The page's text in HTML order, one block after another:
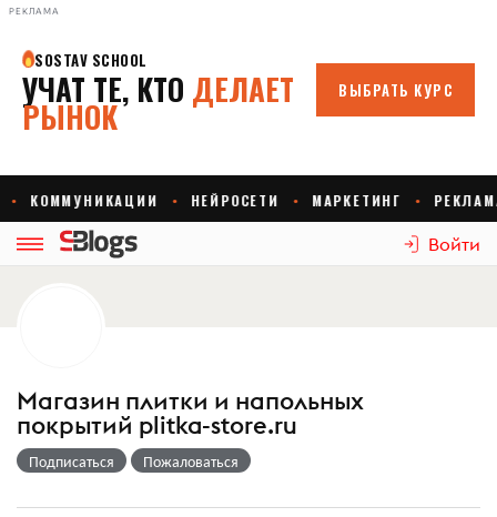
РЕКЛАМА
Войти
Магазин плитки и напольных
покрытий plitka-store.ru
Подписаться Пожаловаться